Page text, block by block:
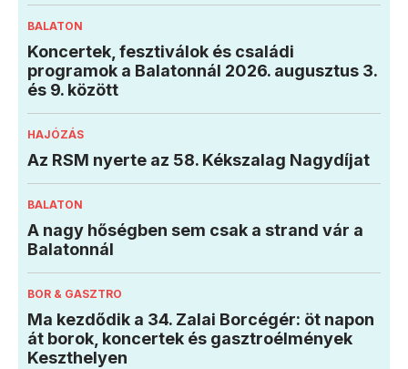
BALATON
Koncertek, fesztiválok és családi
programok a Balatonnál 2026. augusztus 3.
és 9. között
HAJÓZÁS
Az RSM nyerte az 58. Kékszalag Nagydíjat
BALATON
A nagy hőségben sem csak a strand vár a
Balatonnál
BOR & GASZTRO
Ma kezdődik a 34. Zalai Borcégér: öt napon
át borok, koncertek és gasztroélmények
Keszthelyen